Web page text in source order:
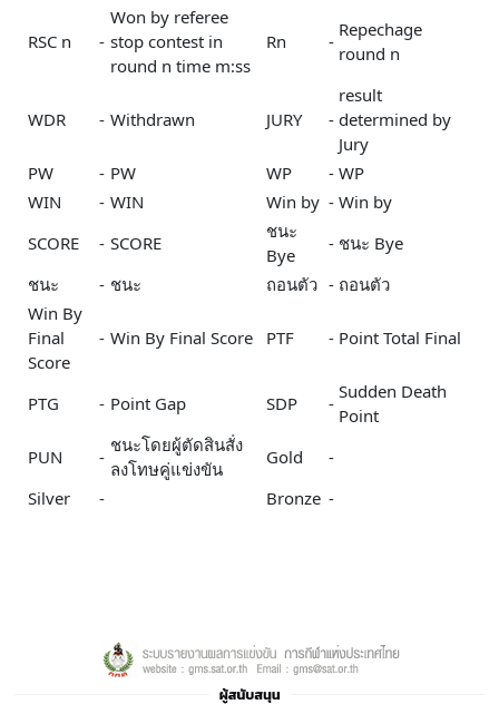
RSC n -
Won by referee
stop contest in
round n time m:ss
Rn -
Repechage
round n
WDR - Withdrawn JURY -
result
determined by
Jury
PW
- PW WP - WP
WIN
- WIN Win by - Win by
SCORE
- SCORE
ชนะ
Bye
- ชนะ Bye
ชนะ
- ชนะ ถอนตัว - ถอนตัว
Win By
Final
Score
- Win By Final Score PTF - Point Total Final
PTG - Point Gap SDP -
Sudden Death
Point
PUN
-
ชนะโดยผู้ตัดสินสั่ง
ลงโทษคู่แข่งขัน
Gold
-
Silver
- Bronze -